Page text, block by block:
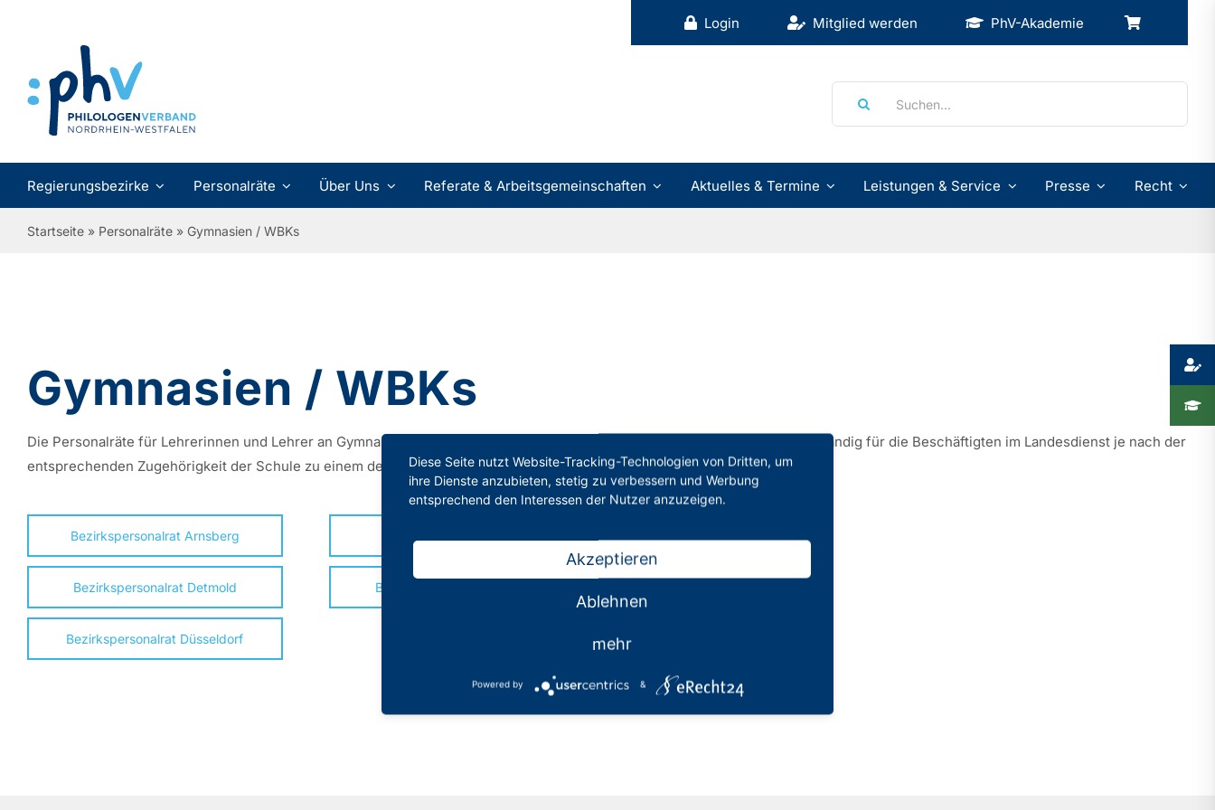
Login Mitglied werden PhV-Akademie
Regierungsbezirke Personalräte Über Uns Referate & Arbeitsgemeinschaften Aktuelles & Termine Leistungen & Service Presse Recht
Startseite » Personalräte » Gymnasien / WBKs
Gymnasien / WBKs
Die Personalräte für Lehrerinnen und Lehrer an Gymnasien und Weiterbildungskollegs bei den Bezirksregierungen sind zuständig für die Beschäftigten im Landesdienst je nach der
entsprechenden Zugehörigkeit der Schule zu einem der fünf Regierungsbezirke.
Bezirkspersonalrat Arnsberg
Bezirkspersonalrat Detmold
Bezirkspersonalrat Düsseldorf
Bezirkspersonalrat Münster
Diese Seite nutzt Website-Tracking-Technologien von Dritten, um
ihre Dienste anzubieten, stetig zu verbessern und Werbung
entsprechend den Interessen der Nutzer anzuzeigen.
Akzeptieren
Ablehnen
mehr
Powered by &